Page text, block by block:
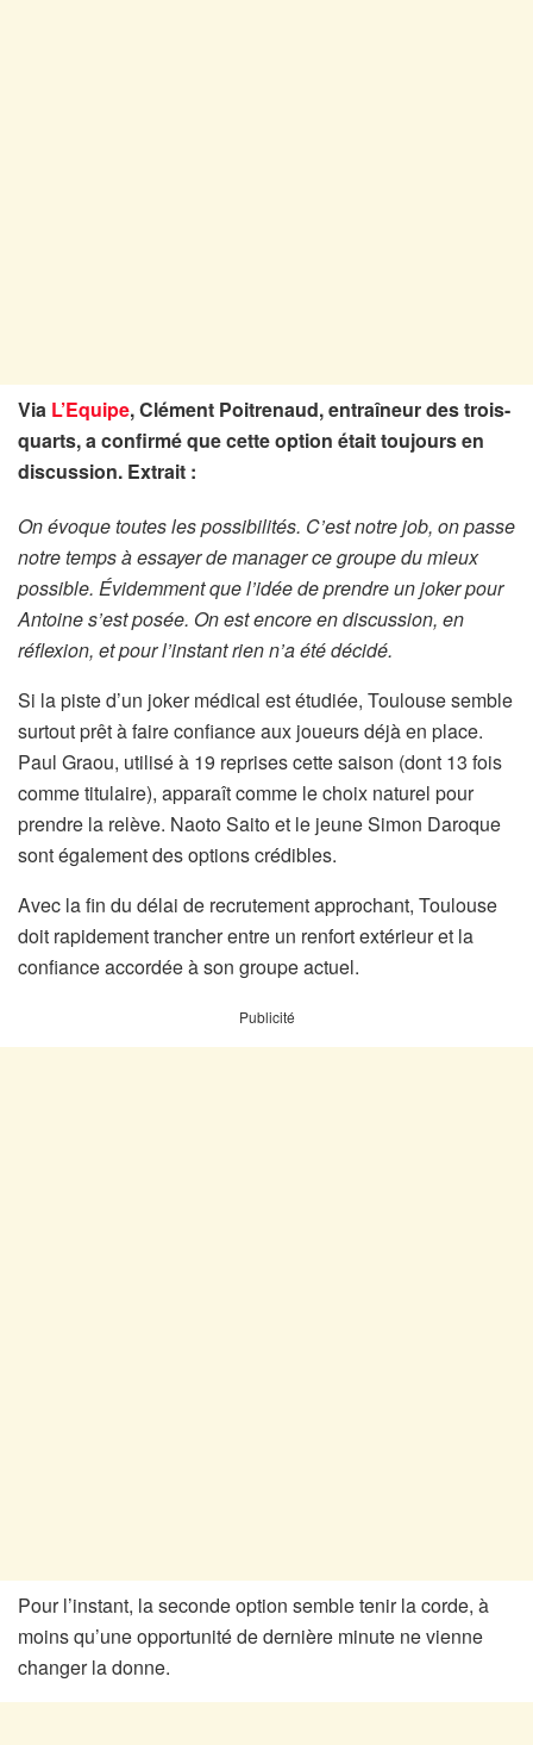
Via L’Equipe, Clément Poitrenaud, entraîneur des trois-
quarts, a confirmé que cette option était toujours en
discussion. Extrait :
On évoque toutes les possibilités. C’est notre job, on passe
notre temps à essayer de manager ce groupe du mieux
possible. Évidemment que l’idée de prendre un joker pour
Antoine s’est posée. On est encore en discussion, en
réflexion, et pour l’instant rien n’a été décidé.
Si la piste d’un joker médical est étudiée, Toulouse semble
surtout prêt à faire confiance aux joueurs déjà en place.
Paul Graou, utilisé à 19 reprises cette saison (dont 13 fois
comme titulaire), apparaît comme le choix naturel pour
prendre la relève. Naoto Saito et le jeune Simon Daroque
sont également des options crédibles.
Avec la fin du délai de recrutement approchant, Toulouse
doit rapidement trancher entre un renfort extérieur et la
confiance accordée à son groupe actuel.
Publicité
Pour l’instant, la seconde option semble tenir la corde, à
moins qu’une opportunité de dernière minute ne vienne
changer la donne.